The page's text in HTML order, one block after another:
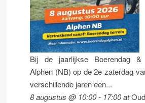
Bij de jaarlijkse Boerendag &
Alphen (NB) op de 2e zaterdag
verschillende jaren een...
8 augustus @ 10:00- 17:00at